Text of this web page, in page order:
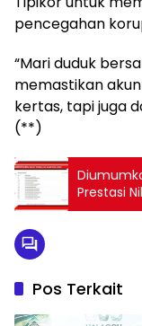
pencegahan
“Mari duduk
memastikan
kertas, tapi juga
(**)
Prestasi
Indonesia
Pos Terkait